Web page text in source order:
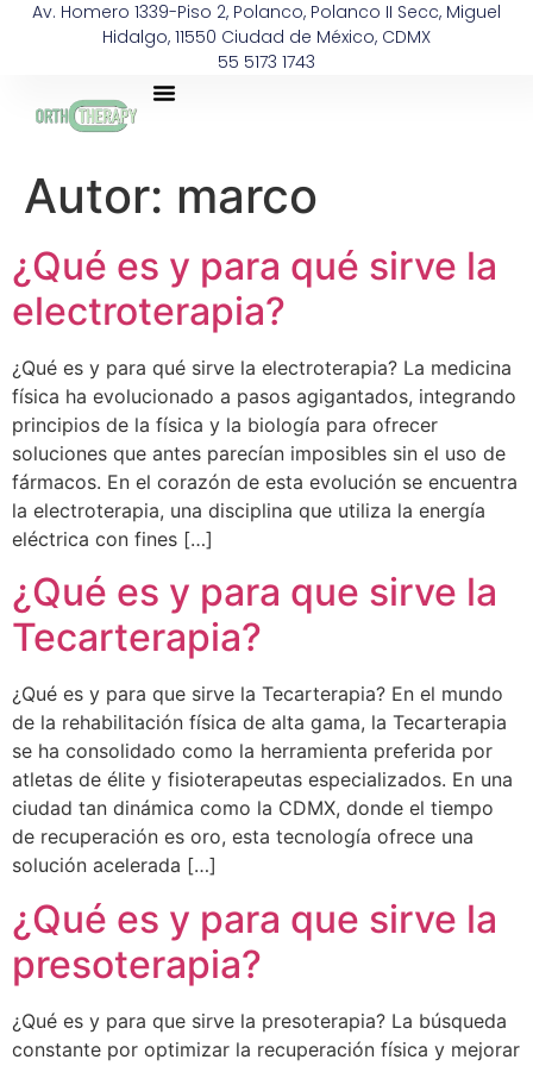
Av. Homero 1339-Piso 2, Polanco, Polanco II Secc, Miguel
Hidalgo, 11550 Ciudad de México, CDMX
55 5173 1743
Autor: marco
¿Qué es y para qué sirve la
electroterapia?
¿Qué es y para qué sirve la electroterapia? La medicina
física ha evolucionado a pasos agigantados, integrando
principios de la física y la biología para ofrecer
soluciones que antes parecían imposibles sin el uso de
fármacos. En el corazón de esta evolución se encuentra
la electroterapia, una disciplina que utiliza la energía
eléctrica con fines […]
¿Qué es y para que sirve la
Tecarterapia?
¿Qué es y para que sirve la Tecarterapia? En el mundo
de la rehabilitación física de alta gama, la Tecarterapia
se ha consolidado como la herramienta preferida por
atletas de élite y fisioterapeutas especializados. En una
ciudad tan dinámica como la CDMX, donde el tiempo
de recuperación es oro, esta tecnología ofrece una
solución acelerada […]
¿Qué es y para que sirve la
presoterapia?
¿Qué es y para que sirve la presoterapia? La búsqueda
constante por optimizar la recuperación física y mejorar